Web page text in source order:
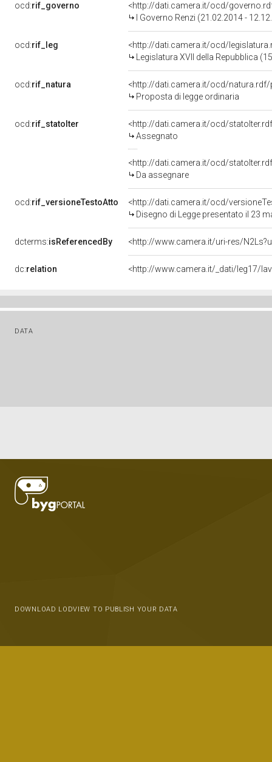
ocd:rif_governo
<http://dati.camera.it/ocd/
I Governo Renzi (21.02.2014 -
ocd:rif_leg
<http://dati.camera.it/ocd/
Legislatura XVII della Repubblica
ocd:rif_natura
<http://dati.camera.it/ocd/natura.rdf/
Proposta di legge ordinaria
ocd:rif_statoIter
<http://dati.camera.it/ocd/
Assegnato
<http://dati.camera.it/ocd/
Da assegnare
ocd:rif_versioneTestoAtto
<http://dati.camera.it/ocd/
Disegno di Legge presentato il 23
dcterms:isReferencedBy <http://www.camera.it/uri-res/
dc:relation <http://www.camera.it/_dati/leg17/
DATA
DOWNLOAD LODVIEW TO PUBLISH YOUR DATA